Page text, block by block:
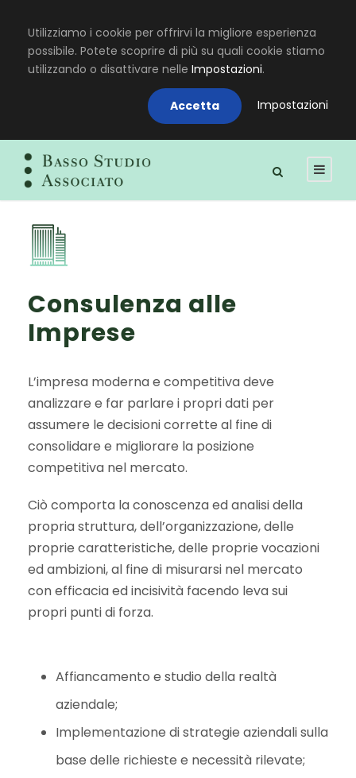
Utilizziamo i cookie per offrirvi la migliore esperienza
possibile. Potete scoprire di più su quali cookie stiamo
utilizzando o disattivare nelle Impostazioni.
Accetta Impostazioni
Consulenza alle
Imprese
L’impresa moderna e competitiva deve
analizzare e far parlare i propri dati per
assumere le decisioni corrette al fine di
consolidare e migliorare la posizione
competitiva nel mercato.
Ciò comporta la conoscenza ed analisi della
propria struttura, dell’organizzazione, delle
proprie caratteristiche, delle proprie vocazioni
ed ambizioni, al fine di misurarsi nel mercato
con efficacia ed incisività facendo leva sui
propri punti di forza.
Affiancamento e studio della realtà
aziendale;
Implementazione di strategie aziendali sulla
base delle richieste e necessità rilevate;